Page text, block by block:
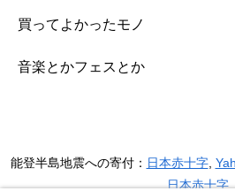
買ってよかったモノ
音楽とかフェスとか
能登半島地震への寄付： 日本赤十字,
日本赤十字